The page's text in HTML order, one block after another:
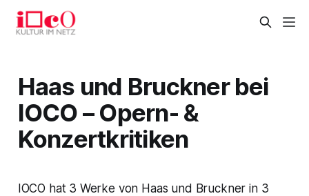
Haas und Bruckner bei
IOCO – Opern- &
Konzertkritiken
IOCO hat 3 Werke von Haas und Bruckner in 3